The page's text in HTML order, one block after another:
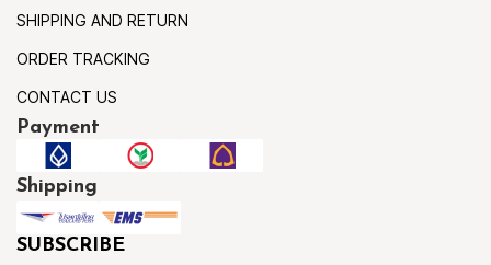
SHIPPING AND RETURN
ORDER TRACKING
CONTACT US
Payment
Shipping
SUBSCRIBE